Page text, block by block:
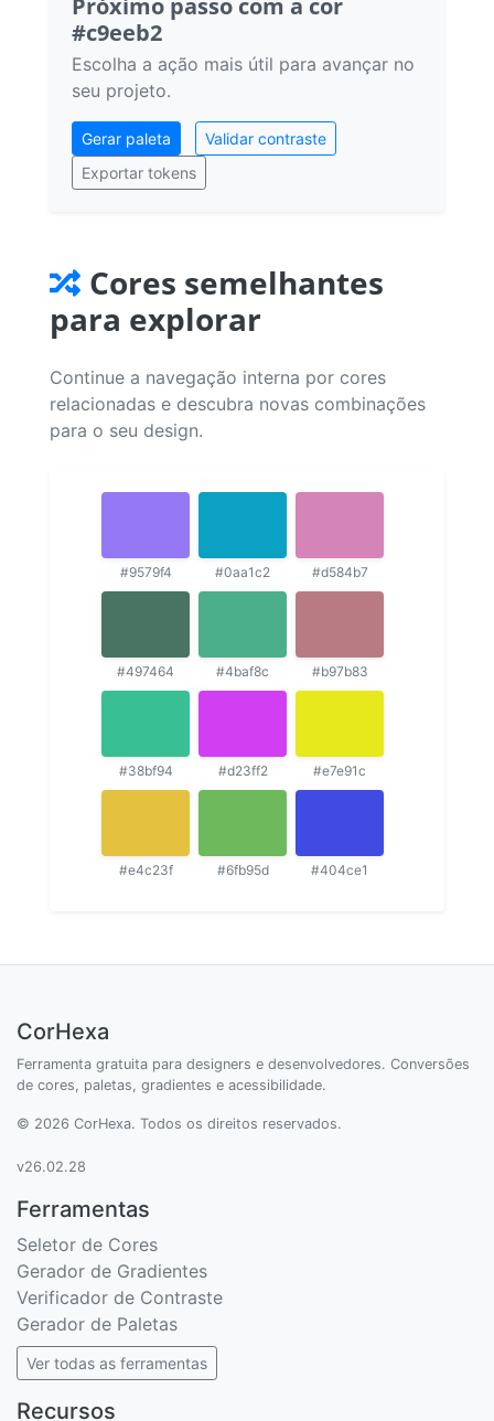
#c9eeb2
Escolha a ação mais útil para avançar no
seu projeto.
Gerar paleta
Validar contraste
Exportar tokens
Cores semelhantes
para explorar
Continue a navegação interna por cores
relacionadas e descubra novas combinações
para o seu design.
#9579f4 #0aa1c2 #d584b7
#497464 #4baf8c #b97b83
#38bf94 #d23ff2 #e7e91c
#e4c23f #6fb95d #404ce1
CorHexa
Ferramenta gratuita para designers e desenvolvedores. Conversões
de cores, paletas, gradientes e acessibilidade.
© 2026 CorHexa. Todos os direitos reservados.
v26.02.28
Ferramentas
Seletor de Cores
Gerador de Gradientes
Verificador de Contraste
Gerador de Paletas
Ver todas as ferramentas
Recursos